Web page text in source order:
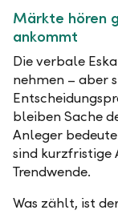
Märkte hören
ankommt
Die verbale
nehmen – aber
bleiben Sache
Anleger
sind kurzfristige
Trendwende.
Was zählt, ist